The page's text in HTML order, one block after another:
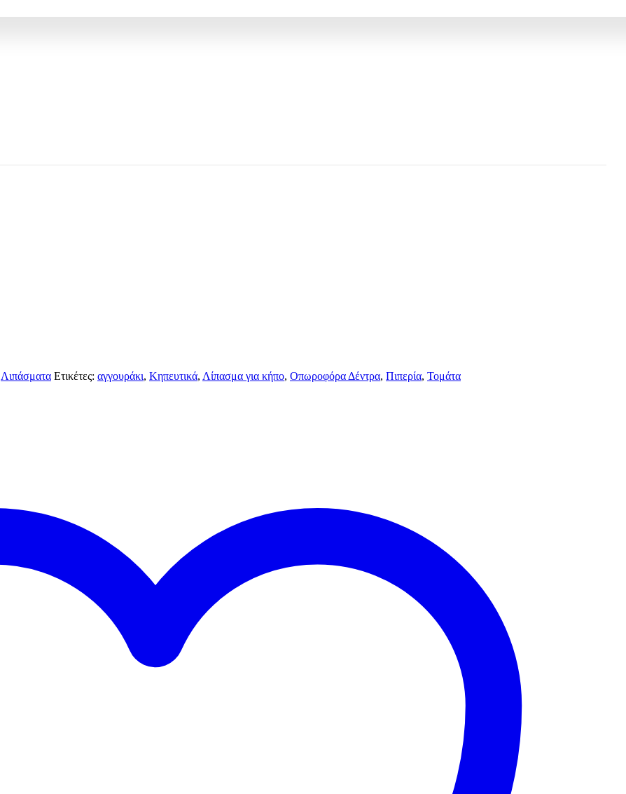
Λιπάσματα Ετικέτες: αγγουράκι, Κηπευτικά, Λίπασμα για κήπο, Οπωροφόρα Δέντρα, Πιπερία, Τομάτα